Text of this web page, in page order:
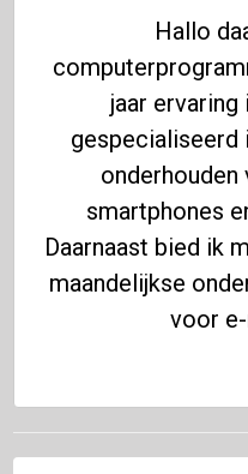
Hallo
jaar ervaring
gespecialiseerd
smartphones
Daarnaast bied ik
maandelijkse
voor